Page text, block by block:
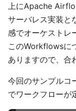
上にApache
サーバレス実装と
感でオーケストレ
このWorkflowsに
ありますので、合
今回のサンプルコ
でワークフローが